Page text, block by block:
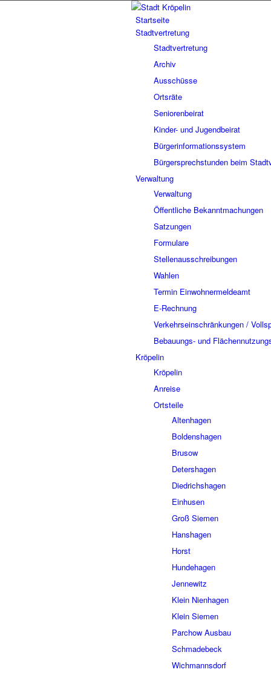
Startseite
Stadtvertretung
Stadtvertretung
Archiv
Ausschüsse
Ortsräte
Seniorenbeirat
Kinder- und Jugendbeirat
Bürgerinformationssystem
Bürgersprechstunden beim
Verwaltung
Verwaltung
Öffentliche Bekanntmachungen
Satzungen
Formulare
Stellenausschreibungen
Wahlen
Termin Einwohnermeldeamt
E-Rechnung
Verkehrseinschränkungen /
Bebauungs- und
Kröpelin
Kröpelin
Anreise
Ortsteile
Altenhagen
Boldenshagen
Brusow
Detershagen
Diedrichshagen
Einhusen
Groß Siemen
Hanshagen
Horst
Hundehagen
Jennewitz
Klein Nienhagen
Klein Siemen
Parchow Ausbau
Schmadebeck
Wichmannsdorf